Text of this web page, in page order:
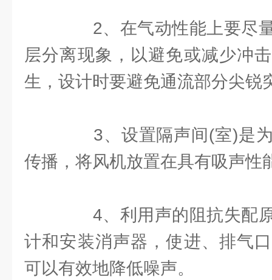
2、在气动性能上要尽量
层分离现象，以避免或减少冲
生，设计时要避免通流部分尖锐
3、设置隔声间(室)是为
传播，将风机放置在具有吸声性
4、利用声的阻抗失配原
计和安装消声器，使进、排气
可以有效地降低噪声。